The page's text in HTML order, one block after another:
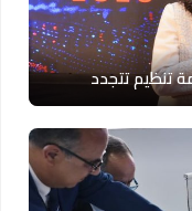
تنظيم تتجدد